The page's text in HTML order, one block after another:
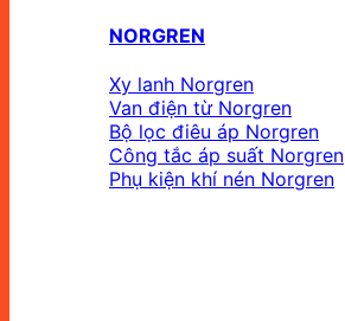
NORGREN
Xy lanh Norgren
Van điện từ Norgren
Bộ lọc điêu áp Norgren
Công tắc áp suất Norgren
Phụ kiện khí nén Norgren